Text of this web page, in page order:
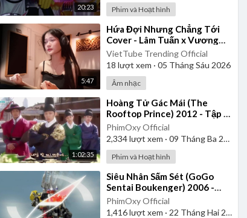
20:23 Phim và Hoạt hình
5:47
⁣Hứa Đợi Nhưng Chẳng Tới
Cover - Lâm Tuấn x Vương
Thiên Tuấn - Kiều Chi
VietTube Trending Official
18 lượt xem · 05 Tháng Sáu 2026
Âm nhạc
1:02:35
⁣Hoàng Tử Gác Mái (The
Rooftop Prince) 2012 - Tập 1
| Lồng Tiếng
PhimOxy Official
2,334lượt xem · 09 Tháng Ba 2025
Phim và Hoạt hình
⁣Siêu Nhân Sấm Sét (GoGo
Sentai Boukenger) 2006 -
Tập 2 | Thuyết Minh
PhimOxy Official
1,416lượt xem · 22 Tháng Hai 2025